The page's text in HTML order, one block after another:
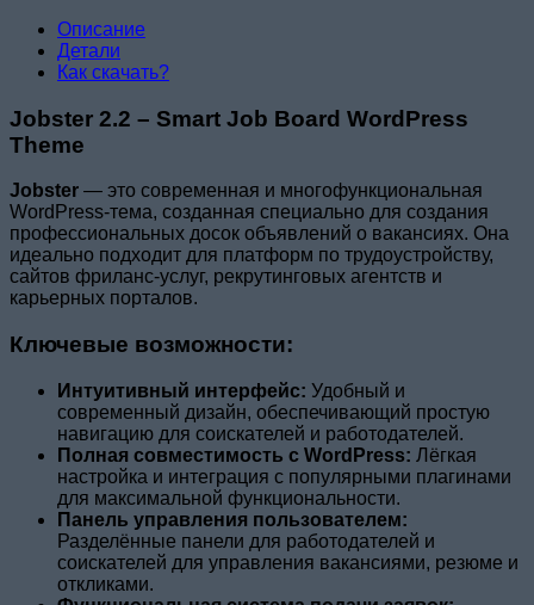
Описание
Детали
Как скачать?
Jobster 2.2 – Smart Job Board WordPress
Theme
Jobster — это современная и многофункциональная
WordPress-тема, созданная специально для создания
профессиональных досок объявлений о вакансиях. Она
идеально подходит для платформ по трудоустройству,
сайтов фриланс-услуг, рекрутинговых агентств и
карьерных порталов.
Ключевые возможности:
Интуитивный интерфейс: Удобный и
современный дизайн, обеспечивающий простую
навигацию для соискателей и работодателей.
Полная совместимость с WordPress: Лёгкая
настройка и интеграция с популярными плагинами
для максимальной функциональности.
Панель управления пользователем:
Разделённые панели для работодателей и
соискателей для управления вакансиями, резюме и
откликами.